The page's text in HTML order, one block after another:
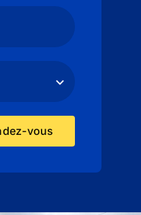
vous